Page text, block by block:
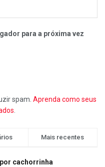
para a próxima vez
spam. Aprenda como seus
Mais recentes
cachorrinha